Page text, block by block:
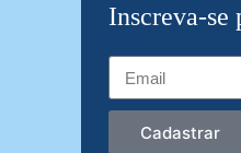
Inscreva-se
Cadastrar